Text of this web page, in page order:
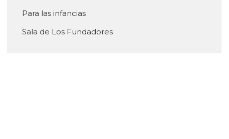
Para las infancias
Sala de Los Fundadores